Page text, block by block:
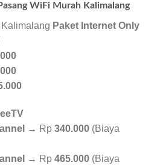
WiFi Murah Kalimalang
Paket Internet Only
→ Rp 340.000 (Biaya
→ Rp 465.000 (Biaya